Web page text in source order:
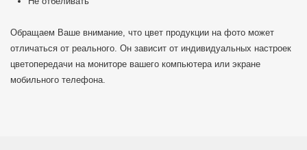
Обращаем Ваше внимание, что цвет продукции на фото может
отличаться от реального. Он зависит от индивидуальных настроек
цветопередачи на мониторе вашего компьютера или экране
мобильного телефона.